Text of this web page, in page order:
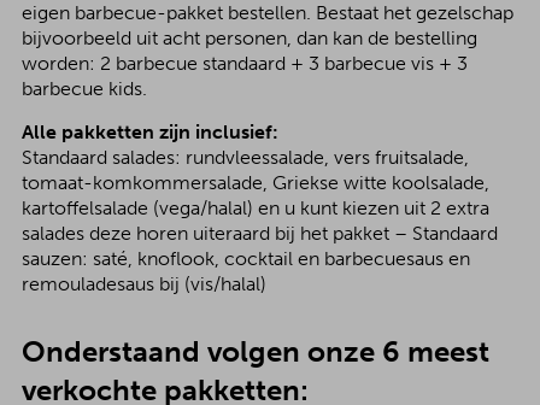
eigen barbecue-pakket bestellen. Bestaat het gezelschap
bijvoorbeeld uit acht personen, dan kan de bestelling
worden: 2 barbecue standaard + 3 barbecue vis + 3
barbecue kids.
Alle pakketten zijn inclusief:
Standaard salades: rundvleessalade, vers fruitsalade,
tomaat-komkommersalade, Griekse witte koolsalade,
kartoffelsalade (vega/halal) en u kunt kiezen uit 2 extra
salades deze horen uiteraard bij het pakket – Standaard
sauzen: saté, knoflook, cocktail en barbecuesaus en
remouladesaus bij (vis/halal)
Onderstaand volgen onze 6 meest
verkochte pakketten: